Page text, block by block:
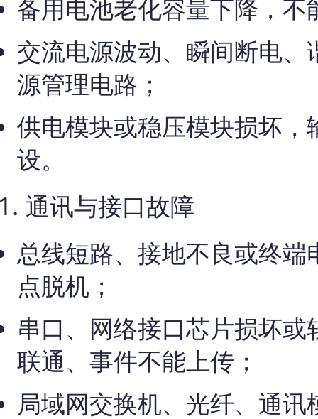
备用电池老化容量下降，
交流电源波动、瞬间断电
源管理电路；
供电模块或稳压模块损坏
设。
通讯与接口故障
总线短路、接地不良或终
点脱机；
串口、网络接口芯片损坏
联通、事件不能上传；
局域网交换机、光纤、通